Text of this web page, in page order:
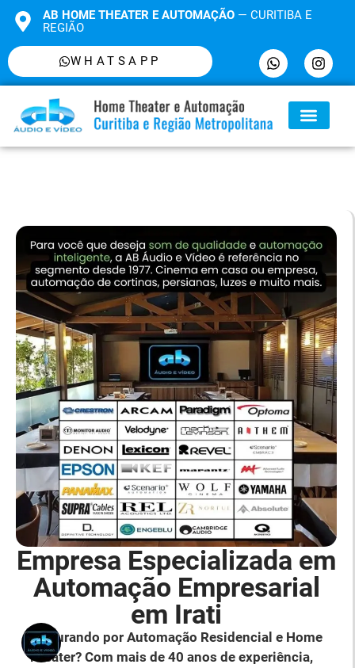
AB HOME THEATER E AUTOMAÇÃO— CURITIBA E
REGIÃO
WHATSAPP
Empresa Especializada em
Automação Empresarial
em Irati
Procurando por Automação Residencial e Home
Theater? Com mais de 40 anos de experiência,